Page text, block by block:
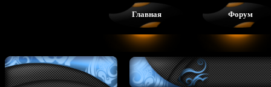
Главная Форум